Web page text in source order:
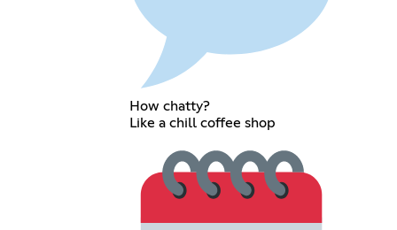
How chatty?
Like a chill coffee shop